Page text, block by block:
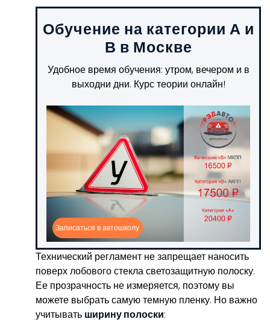
Обучение на категории А и
В в Москве
Удобное время обучения: утром, вечером и в
выходни дни. Курс теории онлайн!
Записаться в автошколу
Технический регламент не запрещает наносить
поверх лобового стекла светозащитную полоску.
Ее прозрачность не измеряется, поэтому вы
можете выбрать самую темную пленку. Но важно
учитывать ширину полоски: